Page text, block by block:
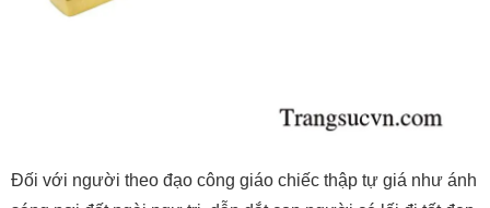
Đối với người theo đạo công giáo chiếc thập tự giá như ánh